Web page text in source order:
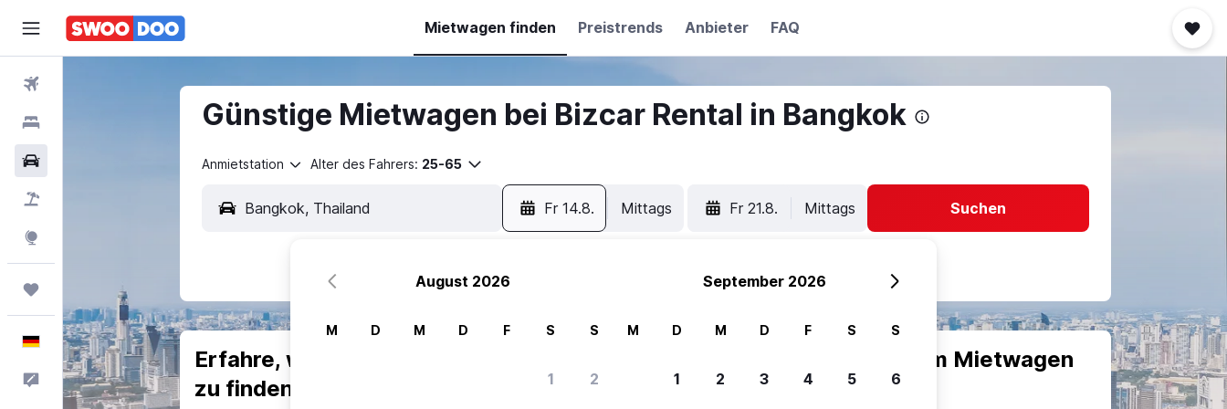
Mietwagen finden Preistrends Anbieter FAQ
Deutsch
Feedback
Günstige Mietwagen bei Bizcar Rental in Bangkok
Anmietstation Alter des Fahrers: 25-65
Fr 14.8. Mittags Fr 21.8. Mittags Suchen
Erfahre, warum unsere Reisenden sich für SWOODOO entscheiden, um Mietwagen
zu finden.
August 2026
M D M D F S S
1 2
September 2026
M D M D F S S
1 2 3 4 5 6